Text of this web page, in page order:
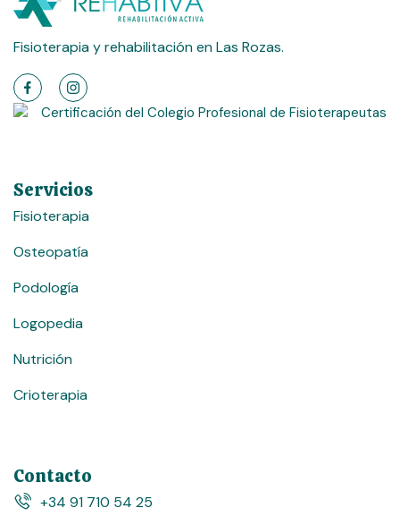
Fisioterapia y rehabilitación en Las Rozas.
Servicios
Fisioterapia
Osteopatía
Podología
Logopedia
Nutrición
Crioterapia
Contacto
+34 91 710 54 25